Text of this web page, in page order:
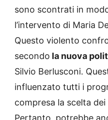
sono scontrati in
l’intervento di Maria
Questo violento
secondo la nuova
Silvio Berlusconi.
influenzato tutti i
compresa la scelta